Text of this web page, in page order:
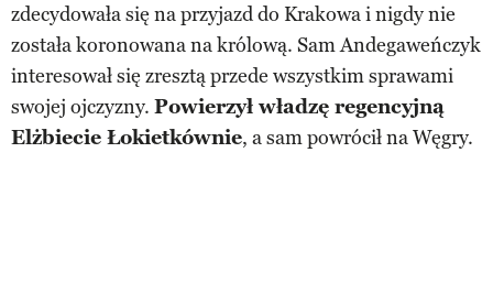
zdecydowała się na przyjazd do Krakowa i nigdy nie
została koronowana na królową. Sam Andegaweńczyk
interesował się zresztą przede wszystkim sprawami
swojej ojczyzny. Powierzył władzę regencyjną
Elżbiecie Łokietkównie, a sam powrócił na Węgry.